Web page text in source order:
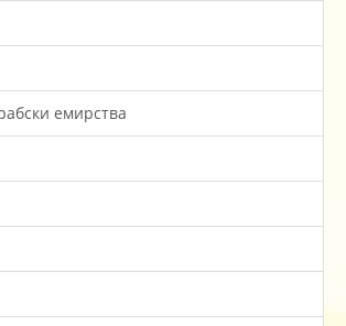
емирства